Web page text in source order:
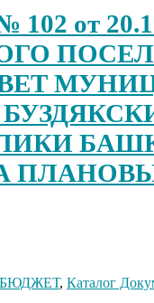
102 от
, Каталог